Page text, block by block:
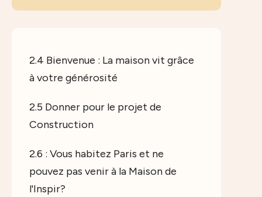
2.4 Bienvenue : La maison vit grâce
à votre générosité
2.5 Donner pour le projet de
Construction
2.6 : Vous habitez Paris et ne
pouvez pas venir à la Maison de
l'Inspir?